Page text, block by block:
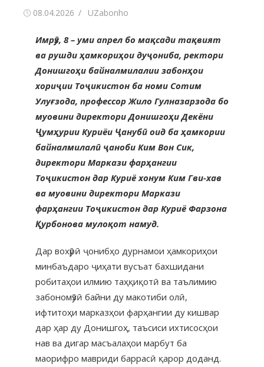
08.04.2026 UZabonho
Имрӯз, 8 – уми апрел бо мақсади тақвият
ва рушди ҳамкориҳои дуҷониба, ректори
Донишгоҳи байналмилалии забонҳои
хориҷии Тоҷикистон ба номи Сотим
Улуғзода, профессор Жило Гулназарзода бо
муовини директори Донишгоҳи Декёни
Ҷумҳурии Куриёи Ҷанубӣ оид ба ҳамкории
байналмилалӣ ҷаноби Ким Вон Сик,
директори Маркази фарҳангии
Тоҷикистон дар Куриё хонум Ким Гви-хав
ва муовини директори Маркази
фарҳангии Тоҷикистон дар Куриё Фарзона
Қурбонова мулоқот намуд.
Дар вохӯрӣ ҷонибҳо дурнамои ҳамкориҳои
минбаъдаро ҷиҳати вусъат бахшидани
робитаҳои илмию таҳқиқотӣ ва таълимию
забономӯзӣ байни ду макотиби олӣ,
ифтитоҳи марказҳои фарҳангии ду кишвар
дар ҳар ду Донишгоҳ, таъсиси ихтисосҳои
нав ва дигар масъалаҳои марбут ба
маорифро мавриди баррасӣ қарор доданд.